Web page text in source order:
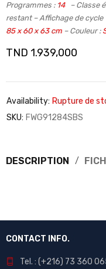
Programmes : 14 – Classe
restant – Affichage de cycle
85 x 60 x 63 cm – Couleur :
TND 1.939,000
Availability: Rupture de
SKU: FWG91284SBS
DESCRIPTION
CONTACT INFO.
Tel. : (+216) 73 360